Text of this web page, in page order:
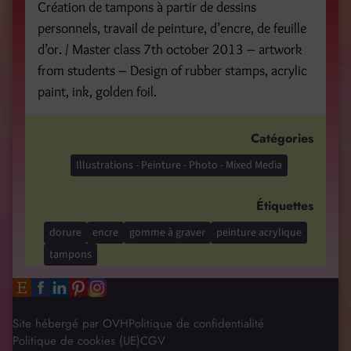
Création de tampons à partir de dessins
personnels, travail de peinture, d’encre, de feuille
d’or. / Master class 7th october 2013 – artwork
from students – Design of rubber stamps, acrylic
paint, ink, golden foil.
Catégories
Illustrations - Peinture - Photo - Mixed Media
Étiquettes
dorure encre gomme à graver
peinture acrylique
tampons
Site hébergé par OVHPolitique de confidentialité
Politique de cookies (UE)CGV